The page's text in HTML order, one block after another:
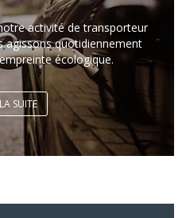
activité de transporteur
agissons quotidiennement
écologique.
SUITE